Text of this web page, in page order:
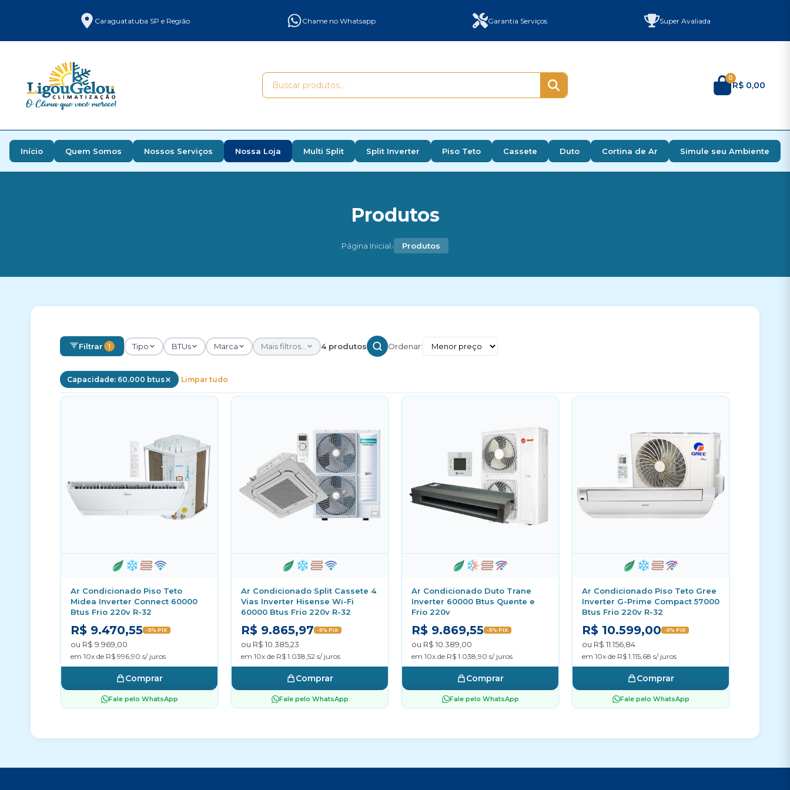
Caraguatatuba SP e Região Chame no Whatsapp Garantia Serviços Super Avaliada
0
R$ 0,00
Início Quem Somos Nossos Serviços Nossa Loja Multi Split Split Inverter Piso Teto Cassete Duto Cortina de Ar Simule seu Ambiente
Produtos
Página Inicial› Produtos
Filtrar 1 Tipo BTUs Marca Mais filtros... 4 produtos Ordenar:
Capacidade: 60.000 btus Limpar tudo
Ar Condicionado Piso Teto
Midea Inverter Connect 60000
Btus Frio 220v R-32
R$ 9.470,55 -5% PIX
ou R$ 9.969,00
em 10x de R$ 996,90 s/ juros
Comprar
Fale pelo WhatsApp
Ar Condicionado Split Cassete 4
Vias Inverter Hisense Wi-Fi
60000 Btus Frio 220v R-32
R$ 9.865,97 -5% PIX
ou R$ 10.385,23
em 10x de R$ 1.038,52 s/ juros
Comprar
Fale pelo WhatsApp
Ar Condicionado Duto Trane
Inverter 60000 Btus Quente e
Frio 220v
R$ 9.869,55 -5% PIX
ou R$ 10.389,00
em 10x de R$ 1.038,90 s/ juros
Comprar
Fale pelo WhatsApp
Ar Condicionado Piso Teto Gree
Inverter G-Prime Compact 57000
Btus Frio 220v R-32
R$ 10.599,00 -5% PIX
ou R$ 11.156,84
em 10x de R$ 1.115,68 s/ juros
Comprar
Fale pelo WhatsApp